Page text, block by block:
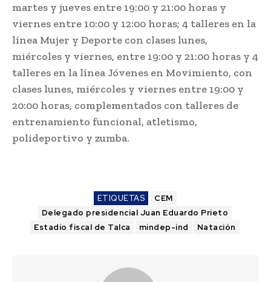
martes y jueves entre 19:00 y 21:00 horas y
viernes entre 10:00 y 12:00 horas; 4 talleres en la
línea Mujer y Deporte con clases lunes,
miércoles y viernes, entre 19:00 y 21:00 horas y 4
talleres en la línea Jóvenes en Movimiento, con
clases lunes, miércoles y viernes entre 19:00 y
20:00 horas, complementados con talleres de
entrenamiento funcional, atletismo,
polideportivo y zumba.
ETIQUETAS
CEM
Delegado presidencial Juan Eduardo Prieto
Estadio fiscal de Talca
mindep-ind Natación